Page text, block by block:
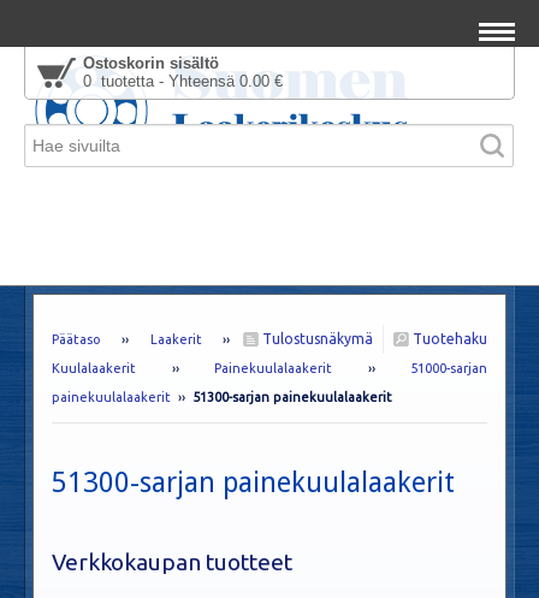
Ostoskorin sisältö
0 tuotetta - Yhteensä 0.00 €
Tuotehaku
Tulostusnäkymä
Päätaso ›› Laakerit ››
Kuulalaakerit ›› Painekuulalaakerit ›› 51000-sarjan
painekuulalaakerit ›› 51300-sarjan painekuulalaakerit
51300-sarjan painekuulalaakerit
Verkkokaupan tuotteet